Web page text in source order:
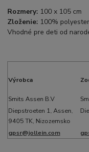
Rozmery: 100 x 105 cm
Zloženie: 100% polyester
Vhodné pre deti od
Výrobca
Smits Assen B.V
Diepstroeten 1, Assen,
9405 TK, Nizozemsko
gpsr@jollein.com